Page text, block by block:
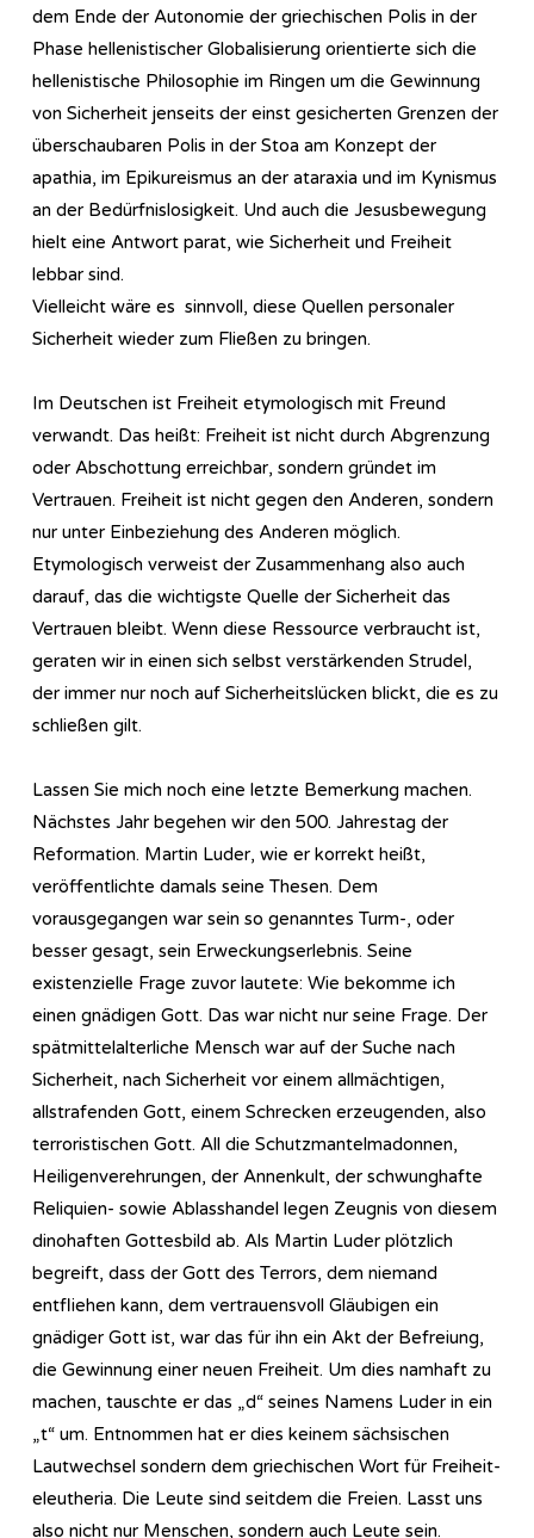
dem Ende der Autonomie der griechischen Polis in der
Phase hellenistischer Globalisierung orientierte sich die
hellenistische Philosophie im Ringen um die Gewinnung
von Sicherheit jenseits der einst gesicherten Grenzen der
überschaubaren Polis in der Stoa am Konzept der
apathia, im Epikureismus an der ataraxia und im Kynismus
an der Bedürfnislosigkeit. Und auch die Jesusbewegung
hielt eine Antwort parat, wie Sicherheit und Freiheit
lebbar sind.
Vielleicht wäre es sinnvoll, diese Quellen personaler
Sicherheit wieder zum Fließen zu bringen.
Im Deutschen ist Freiheit etymologisch mit Freund
verwandt. Das heißt: Freiheit ist nicht durch Abgrenzung
oder Abschottung erreichbar, sondern gründet im
Vertrauen. Freiheit ist nicht gegen den Anderen, sondern
nur unter Einbeziehung des Anderen möglich.
Etymologisch verweist der Zusammenhang also auch
darauf, das die wichtigste Quelle der Sicherheit das
Vertrauen bleibt. Wenn diese Ressource verbraucht ist,
geraten wir in einen sich selbst verstärkenden Strudel,
der immer nur noch auf Sicherheitslücken blickt, die es zu
schließen gilt.
Lassen Sie mich noch eine letzte Bemerkung machen.
Nächstes Jahr begehen wir den 500. Jahrestag der
Reformation. Martin Luder, wie er korrekt heißt,
veröffentlichte damals seine Thesen. Dem
vorausgegangen war sein so genanntes Turm-, oder
besser gesagt, sein Erweckungserlebnis. Seine
existenzielle Frage zuvor lautete: Wie bekomme ich
einen gnädigen Gott. Das war nicht nur seine Frage. Der
spätmittelalterliche Mensch war auf der Suche nach
Sicherheit, nach Sicherheit vor einem allmächtigen,
allstrafenden Gott, einem Schrecken erzeugenden, also
terroristischen Gott. All die Schutzmantelmadonnen,
Heiligenverehrungen, der Annenkult, der schwunghafte
Reliquien- sowie Ablasshandel legen Zeugnis von diesem
dinohaften Gottesbild ab. Als Martin Luder plötzlich
begreift, dass der Gott des Terrors, dem niemand
entfliehen kann, dem vertrauensvoll Gläubigen ein
gnädiger Gott ist, war das für ihn ein Akt der Befreiung,
die Gewinnung einer neuen Freiheit. Um dies namhaft zu
machen, tauschte er das „d“ seines Namens Luder in ein
„t“ um. Entnommen hat er dies keinem sächsischen
Lautwechsel sondern dem griechischen Wort für Freiheit-
eleutheria. Die Leute sind seitdem die Freien. Lasst uns
also nicht nur Menschen, sondern auch Leute sein.